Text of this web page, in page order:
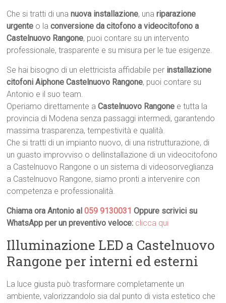
Che si tratti di unanuova installazione, unariparazione
urgente o laconversione da citofono a videocitofono a
Castelnuovo Rangone, puoi contare su un intervento
professionale, trasparente e su misura per le tue esigenze.
Se hai bisogno di un elettricista affidabile per installazione
citofoni Aiphone Castelnuovo Rangone, puoi contare su
Antonio e il suo team.
Operiamo direttamente aCastelnuovo Rangone e tutta la
provincia di Modena senza passaggi intermedi, garantendo
massima trasparenza, tempestività e qualità.
Che si tratti di un impianto nuovo, di una ristrutturazione, di
un guasto improvviso o dellinstallazione di un videocitofono
a Castelnuovo Rangone o un sistema di videosorveglianza
a Castelnuovo Rangone, siamo pronti a intervenire con
competenza e professionalità.
Chiama ora Antonio al059 9130031 Oppure scrivici su
WhatsApp per un preventivo veloce: clicca qui
Illuminazione LED a Castelnuovo
Rangone per interni ed esterni
La luce giusta può trasformare completamente un
ambiente, valorizzandolo sia dal punto di vista estetico che